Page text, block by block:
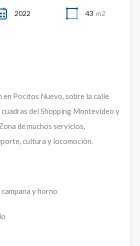
2022 43 m2
en Pocitos Nuevo, sobre la calle
cuadras del Shopping Montevideo y
de muchos servicios,
cultura y locomoción.
y horno